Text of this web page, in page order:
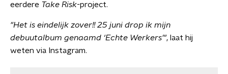
eerdere Take Risk-project.
"Het is eindelijk zover!! 25 juni drop ik mijn
debuutalbum genaamd ‘Echte Werkers’", laat hij
weten via Instagram.